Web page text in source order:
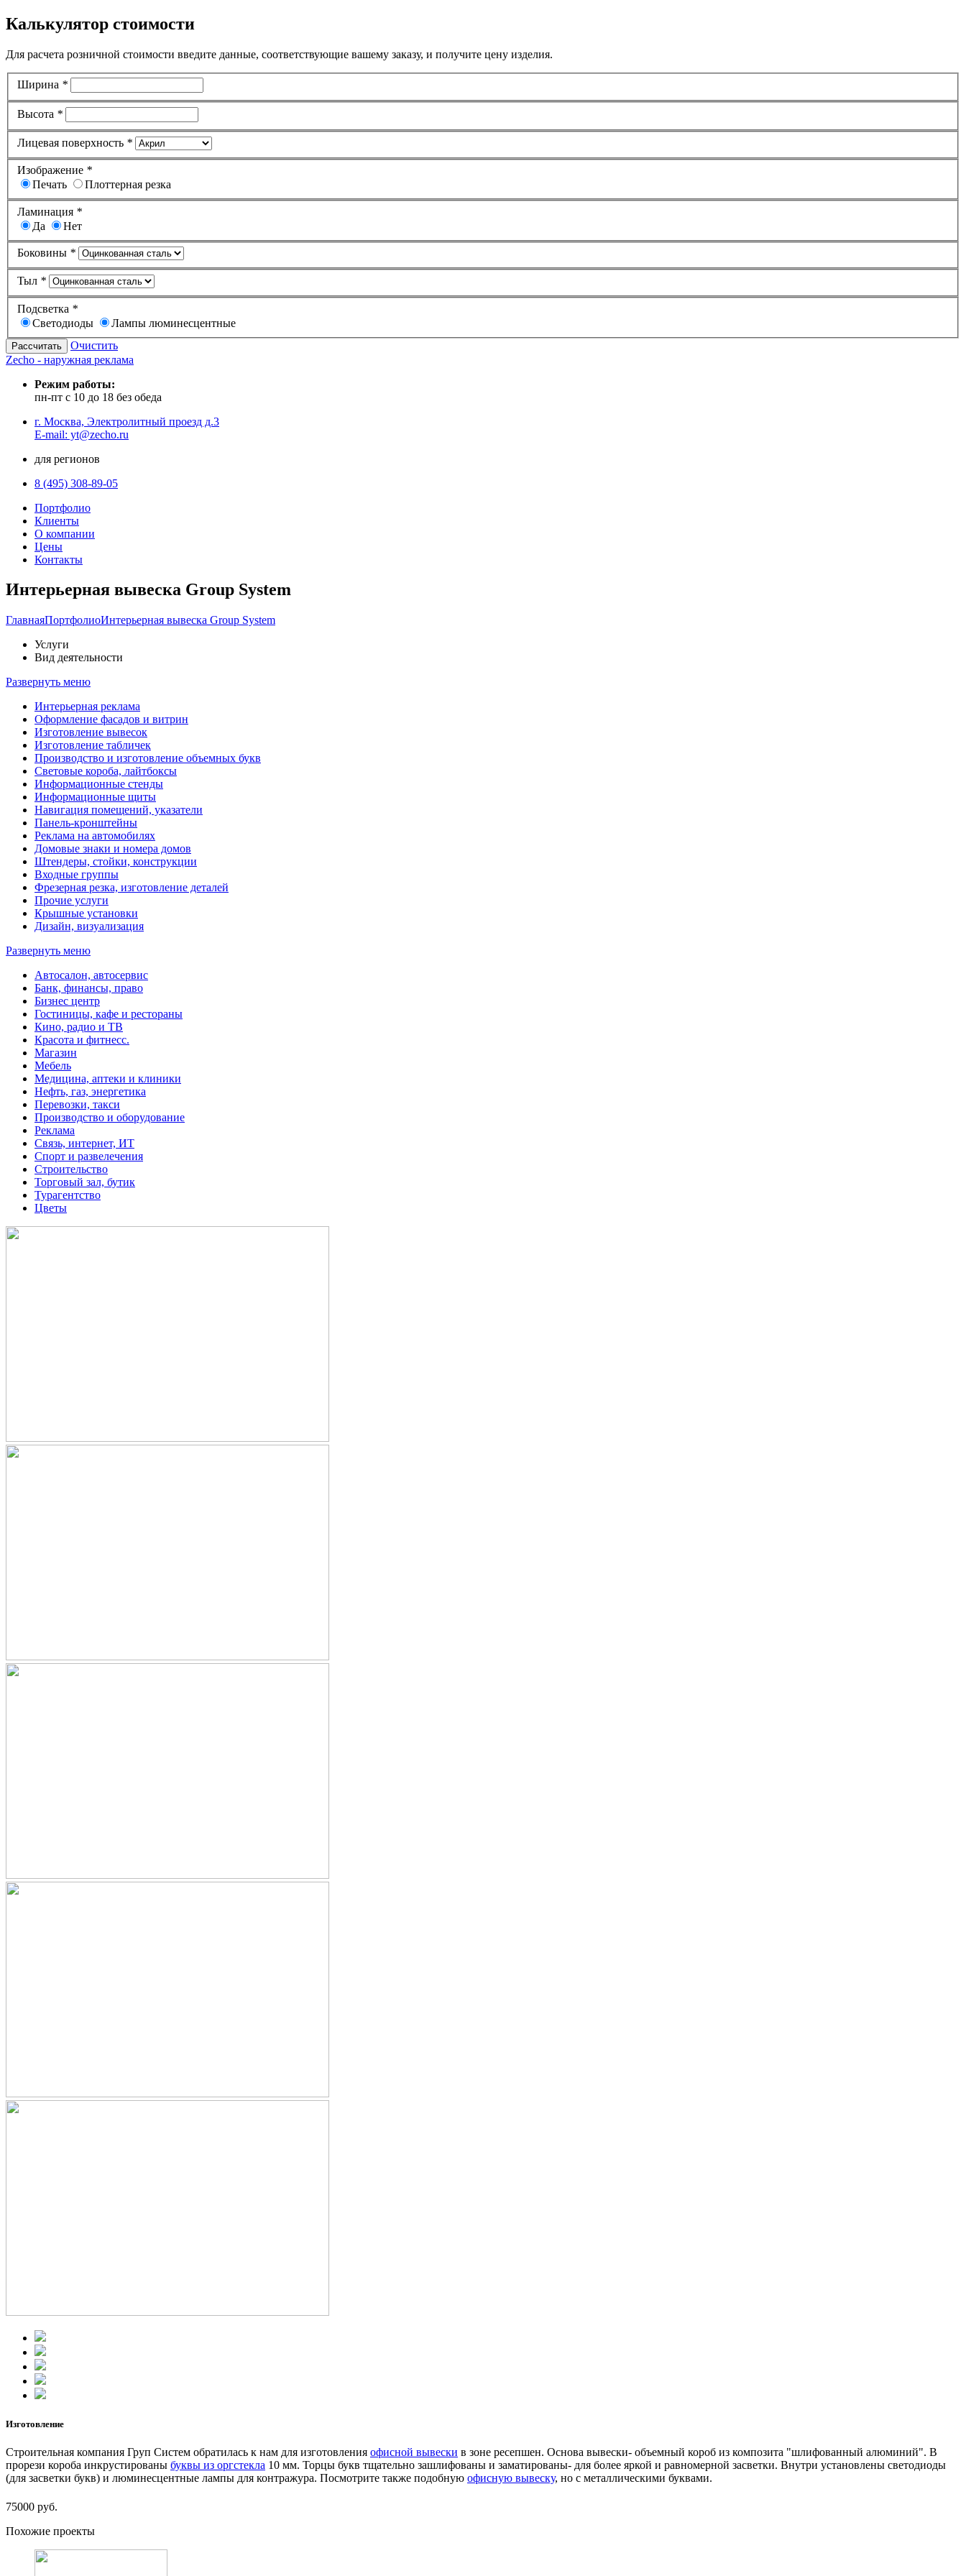
Калькулятор стоимости
Для расчета розничной стоимости введите данные, соответствующие вашему заказу, и получите цену изделия.
Ширина *
Высота *
Лицевая поверхность *
Изображение *
Печать
Плоттерная резка
Ламинация *
Да
Нет
Боковины *
Тыл *
Подсветка *
Светодиоды
Лампы люминесцентные
Очистить
Zecho - наружная реклама
Режим работы:
пн-пт с 10 до 18 без обеда
г. Москва, Электролитный проезд д.3
E-mail: yt@zecho.ru
для регионов
8 (495) 308-89-05
Портфолио
Клиенты
О компании
Цены
Контакты
Интерьерная вывеска Group System
ГлавнаяПортфолиоИнтерьерная вывеска Group System
Услуги
Вид деятельности
Развернуть меню
Интерьерная реклама
Оформление фасадов и витрин
Изготовление вывесок
Изготовление табличек
Производство и изготовление объемных букв
Световые короба, лайтбоксы
Информационные стенды
Информационные щиты
Навигация помещений, указатели
Панель-кронштейны
Реклама на автомобилях
Домовые знаки и номера домов
Штендеры, стойки, конструкции
Входные группы
Фрезерная резка, изготовление деталей
Прочие услуги
Крышные установки
Дизайн, визуализация
Развернуть меню
Автосалон, автосервис
Банк, финансы, право
Бизнес центр
Гостиницы, кафе и рестораны
Кино, радио и ТВ
Красота и фитнесс.
Магазин
Мебель
Медицина, аптеки и клиники
Нефть, газ, энергетика
Перевозки, такси
Производство и оборудование
Реклама
Связь, интернет, ИТ
Спорт и развелечения
Строительство
Торговый зал, бутик
Турагентство
Цветы
Изготовление
Строительная компания Груп Систем обратилась к нам для изготовления офисной вывески в зоне ресепшен. Основа вывески- объемный короб из композита "шлифованный алюминий". В
прорези короба инкрустированы буквы из оргстекла 10 мм. Торцы букв тщательно зашлифованы и заматированы- для более яркой и равномерной засветки. Внутри установлены светодиоды
(для засветки букв) и люминесцентные лампы для контражура. Посмотрите также подобную офисную вывеску, но с металлическими буквами.
75000 руб.
Похожие проекты